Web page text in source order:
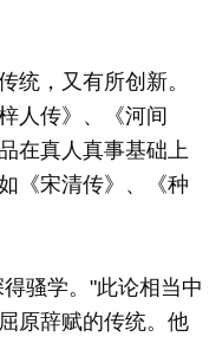
，又有所创新。
人传》、《河间
在真人真事基础上
《宋清传》、《种
骚学。"此论相当中
原辞赋的传统。他